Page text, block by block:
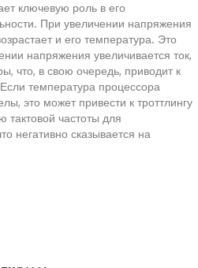
ключевую роль в его
При увеличении напряжения
и его температура. Это
напряжения увеличивается ток,
что, в свою очередь, приводит к
температура процессора
это может привести к троттлингу
частоты для
негативно сказывается на